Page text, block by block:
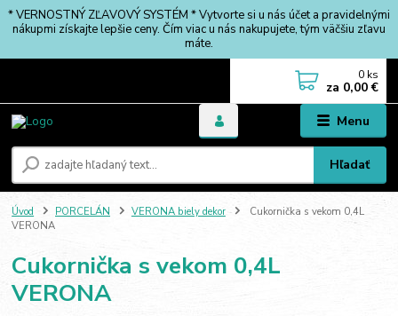
* VERNOSTNÝ ZĽAVOVÝ SYSTÉM * Vytvorte si u nás účet a pravidelnými
nákupmi získajte lepšie ceny. Čím viac u nás nakupujete, tým väčšiu zľavu
máte.
Menu
Hľadať
0 ks
za 0,00 €
Úvod PORCELÁN VERONA biely dekor
Cukornička s vekom 0,4L
VERONA
Cukornička s vekom 0,4L
VERONA